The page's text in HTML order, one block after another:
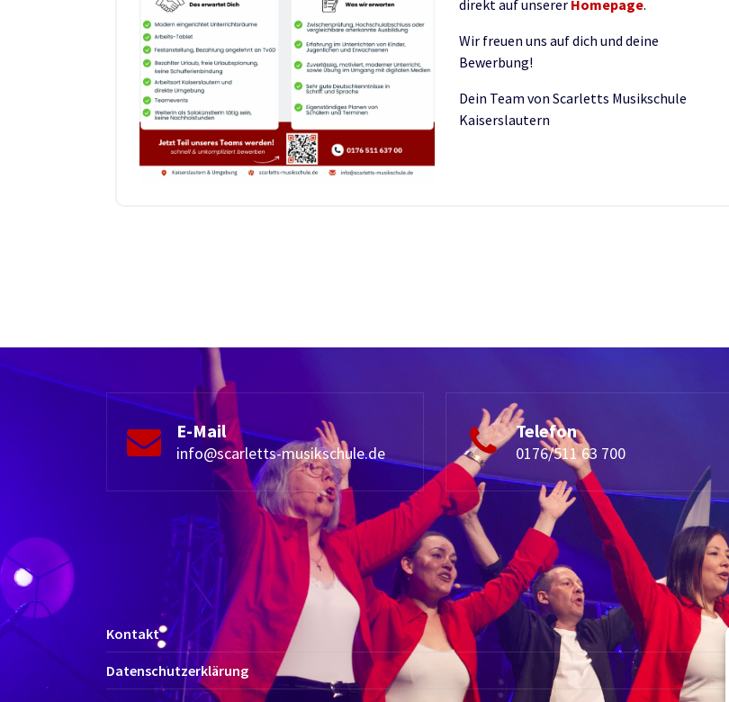
direkt auf unserer Homepage.
Wir freuen uns auf dich und deine
Bewerbung!
Dein Team von Scarletts Musikschule
Kaiserslautern
E-Mail
info@scarletts-musikschule.de
Telefon
0176/511 63 700
Kontakt
Datenschutzerklärung